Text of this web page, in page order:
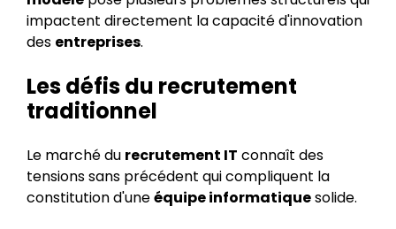
impactent directement la capacité d'innovation
des entreprises.
Les défis du recrutement
traditionnel
Le marché du recrutement IT connaît des
tensions sans précédent qui compliquent la
constitution d'uneéquipe informatiquesolide.